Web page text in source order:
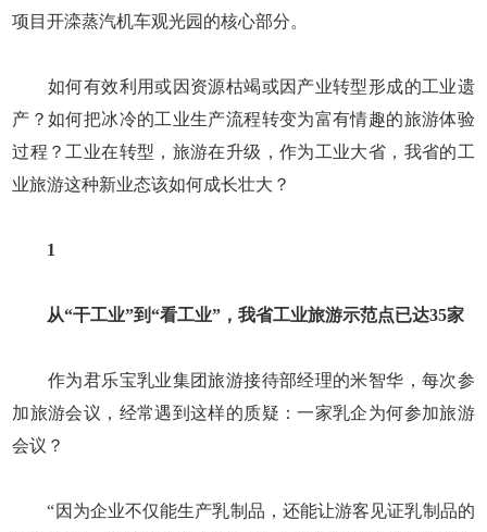
项目开滦蒸汽机车观光园的核心部分。
如何有效利用或因资源枯竭或因产业转型形成的工业遗
产？如何把冰冷的工业生产流程转变为富有情趣的旅游体验
过程？工业在转型，旅游在升级，作为工业大省，我省的工
业旅游这种新业态该如何成长壮大？
1
从“干工业”到“看工业”，我省工业旅游示范点已达35家
作为君乐宝乳业集团旅游接待部经理的米智华，每次参
加旅游会议，经常遇到这样的质疑：一家乳企为何参加旅游
会议？
“因为企业不仅能生产乳制品，还能让游客见证乳制品的